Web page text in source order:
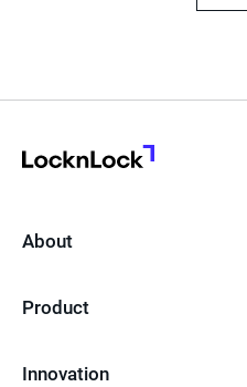
About
Product
Innovation